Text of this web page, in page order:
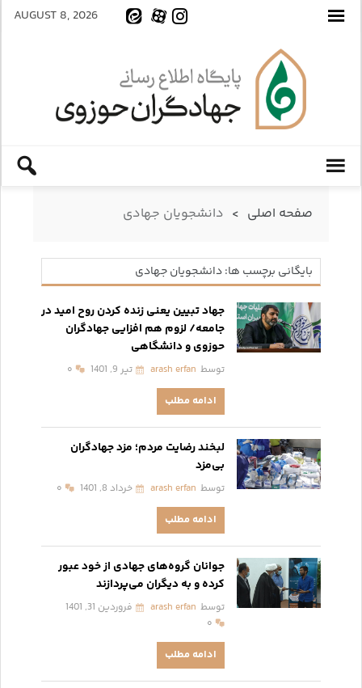
AUGUST 8, 2026
صفحه اصلی > دانشجویان جهادی
بایگانی برچسب ها: دانشجویان جهادی
جهاد تبیین یعنی زنده کردن روح امید در
جامعه/ لزوم هم افزایی جهادگران
حوزوی و دانشگاهی
توسط arash erfan تیر 9, 1401 ۰
ادامه مطلب
لبخند رضایت مردم؛ مزد جهادگران
بی‌مزد
توسط arash erfan خرداد 8, 1401 ۰
ادامه مطلب
جوانان گروه‌های جهادی از خود عبور
کرده و به دیگران می‌پردازند
توسط arash erfan
فروردین 31, 1401
۰
ادامه مطلب